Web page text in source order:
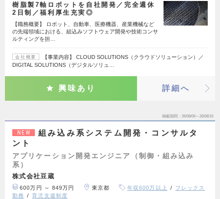
樹脂製7軸ロボットを自社開発／完全週休
2日制／福利厚生充実◎
【職務概要】 ロボット、自動車、医療機器、産業機械など
の先端領域における、組込みソフトウェア開発や技術コンサ
ルティングを担…
会社概要
【事業内容】 CLOUD SOLUTIONS（クラウドソリューション）／
DIGITAL SOLUTIONS（デジタルソリュ…
興味あり 詳細へ
掲載期間 26/08/06～26/08/19
NEW
組み込み系システム開発・コンサルタ
ント
アプリケーション開発エンジニア（制御・組み込み
系）
株式会社豆蔵
600万円 ～ 849万円 東京都 年収600万以上
フレックス
勤務
育児支援制度